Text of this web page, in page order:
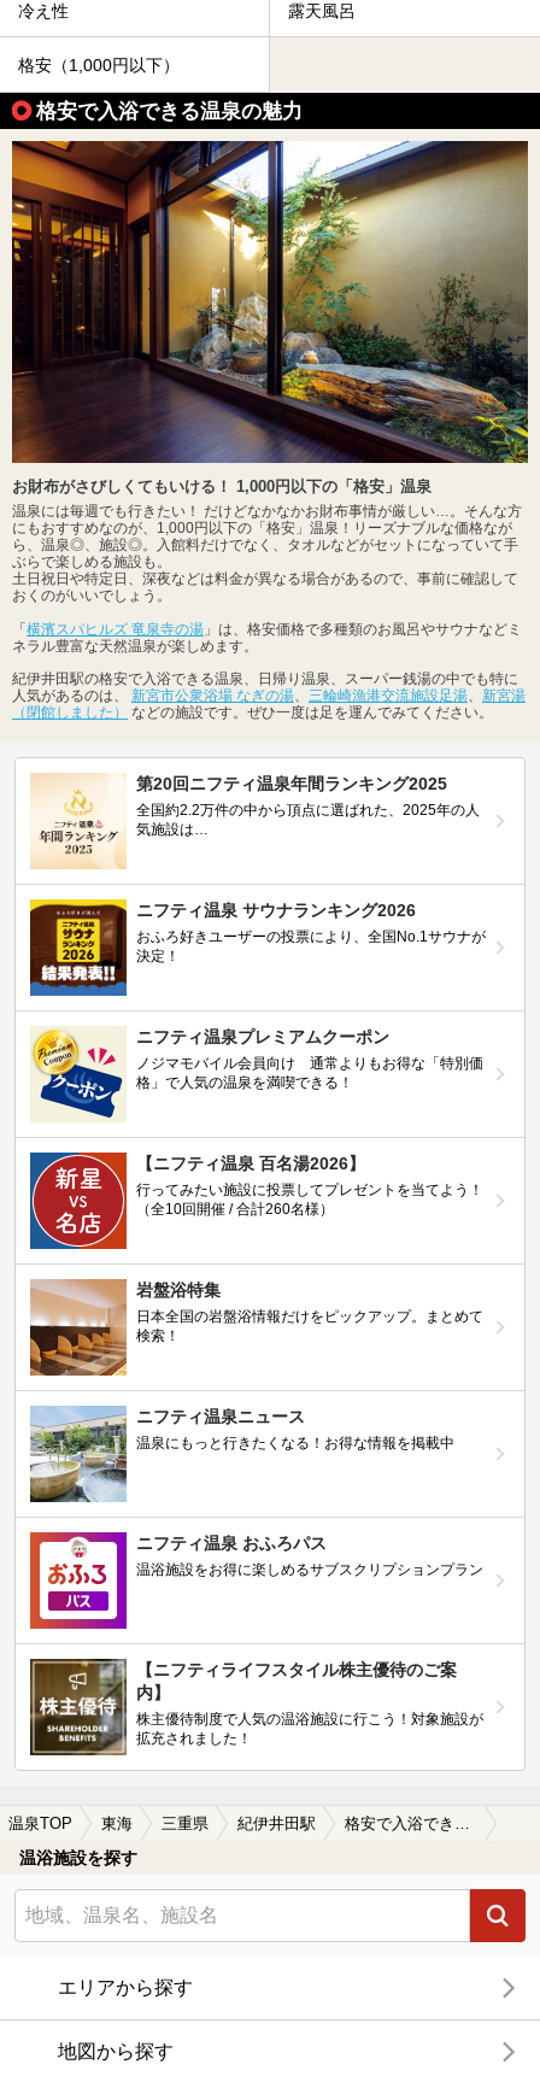
冷え性 露天風呂
格安（1,000円以下）
格安で入浴できる温泉の魅力
お財布がさびしくてもいける！ 1,000円以下の「格安」温泉
温泉には毎週でも行きたい！ だけどなかなかお財布事情が厳しい…。そんな方
にもおすすめなのが、1,000円以下の「格安」温泉！リーズナブルな価格なが
ら、温泉◎、施設◎。入館料だけでなく、タオルなどがセットになっていて手
ぶらで楽しめる施設も。
土日祝日や特定日、深夜などは料金が異なる場合があるので、事前に確認して
おくのがいいでしょう。
「 横濱スパヒルズ 竜泉寺の湯 」は、格安価格で多種類のお風呂やサウナなどミ
ネラル豊富な天然温泉が楽しめます。
紀伊井田駅の格安で入浴できる温泉、日帰り温泉、スーパー銭湯の中でも特に
人気があるのは、 新宮市公衆浴場 なぎの湯、 三輪崎漁港交流施設足湯、 新宮湯
（閉館しました）
などの施設です。ぜひ一度は足を運んでみてください。
第20回ニフティ温泉年間ランキング2025
全国約2.2万件の中から頂点に選ばれた、2025年の人
気施設は…
ニフティ温泉 サウナランキング2026
おふろ好きユーザーの投票により、全国No.1サウナが
決定！
ニフティ温泉プレミアムクーポン
ノジマモバイル会員向け 通常よりもお得な「特別価
格」で人気の温泉を満喫できる！
【ニフティ温泉 百名湯2026】
行ってみたい施設に投票してプレゼントを当てよう！
（全10回開催 / 合計260名様）
岩盤浴特集
日本全国の岩盤浴情報だけをピックアップ。まとめて
検索！
ニフティ温泉ニュース
温泉にもっと行きたくなる！お得な情報を掲載中
ニフティ温泉 おふろパス
温浴施設をお得に楽しめるサブスクリプションプラン
【ニフティライフスタイル株主優待のご案
内】
株主優待制度で人気の温浴施設に行こう！対象施設が
拡充されました！
温泉TOP 東海 三重県 紀伊井田駅
温浴施設を探す
エリアから探す
地図から探す